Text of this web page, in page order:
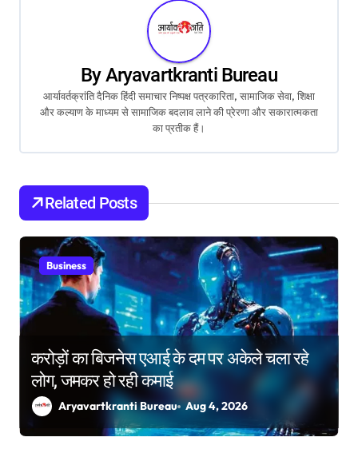
t
i
o
n
ByAryavartkranti Bureau
आर्यावर्तक्रांति दैनिक हिंदी समाचार निष्पक्ष पत्रकारिता, सामाजिक सेवा, शिक्षा
और कल्याण के माध्यम से सामाजिक बदलाव लाने की प्रेरणा और सकारात्मकता
का प्रतीक हैं।
Related Posts
Business
करोड़ों का बिजनेस एआई के दम पर अकेले चला रहे
लोग, जमकर हो रही कमाई
Aryavartkranti Bureau Aug 4, 2026